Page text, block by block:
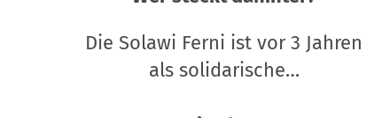
Die Solawi Ferni ist vor 3 Jahren
als solidarische…